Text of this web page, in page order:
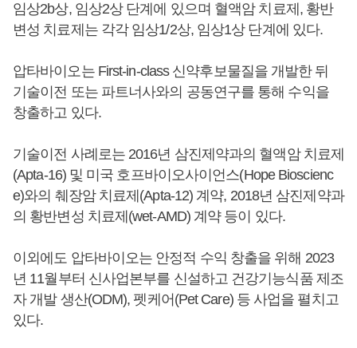
임상2b상, 임상2상 단계에 있으며 혈액암 치료제, 황반
변성 치료제는 각각 임상1/2상, 임상1상 단계에 있다.
압타바이오는 First-in-class 신약후보물질을 개발한 뒤
기술이전 또는 파트너사와의 공동연구를 통해 수익을
창출하고 있다.
기술이전 사례로는 2016년 삼진제약과의 혈액암 치료제
(Apta-16) 및 미국 호프바이오사이언스(Hope Bioscienc
e)와의 췌장암 치료제(Apta-12) 계약, 2018년 삼진제약과
의 황반변성 치료제(wet-AMD) 계약 등이 있다.
이외에도 압타바이오는 안정적 수익 창출을 위해 2023
년 11월부터 신사업본부를 신설하고 건강기능식품 제조
자 개발 생산(ODM), 펫케어(Pet Care) 등 사업을 펼치고
있다.